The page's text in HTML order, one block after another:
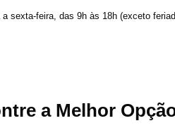
sexta-feira, das 9h às 18h (exceto
a Melhor